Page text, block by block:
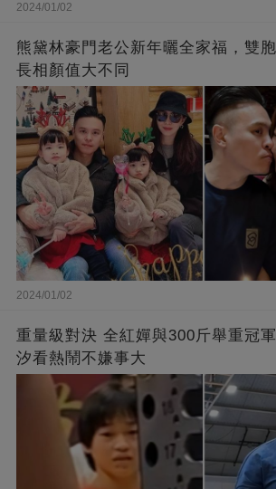
2024/01/02
熊黛林豪門老公新年曬全家福，雙
長相顏值大不同
2024/01/02
重量級對決 全紅嬋與300斤舉重冠
汐看熱鬧不嫌事大